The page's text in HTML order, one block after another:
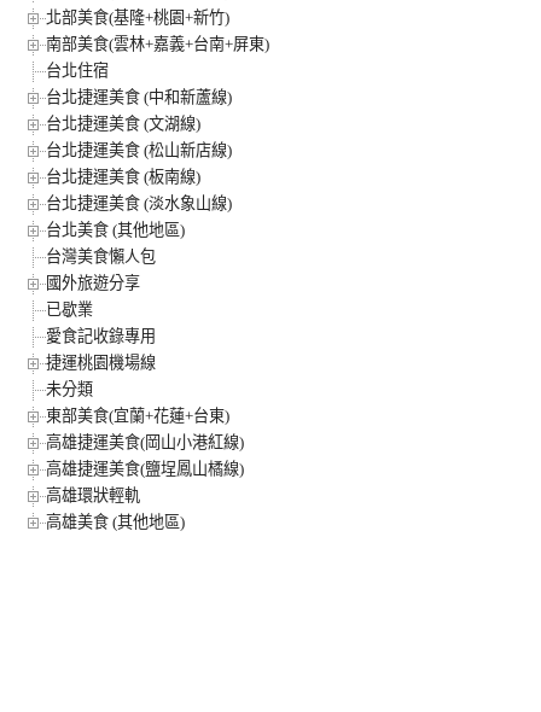
北部美食(基隆+桃園+新竹)
南部美食(雲林+嘉義+台南+屏東)
台北住宿
台北捷運美食 (中和新蘆線)
台北捷運美食 (文湖線)
台北捷運美食 (松山新店線)
台北捷運美食 (板南線)
台北捷運美食 (淡水象山線)
台北美食 (其他地區)
台灣美食懶人包
國外旅遊分享
已歇業
愛食記收錄專用
捷運桃園機場線
未分類
東部美食(宜蘭+花蓮+台東)
高雄捷運美食(岡山小港紅線)
高雄捷運美食(鹽埕鳳山橘線)
高雄環狀輕軌
高雄美食 (其他地區)